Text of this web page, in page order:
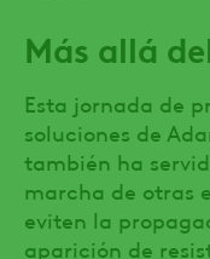
Más allá
Esta jornada de
soluciones de
también ha
marcha de otras
eviten la
aparición de